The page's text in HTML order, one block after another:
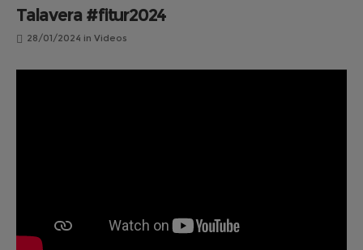
Talavera #fitur2024
28/01/2024 in Videos